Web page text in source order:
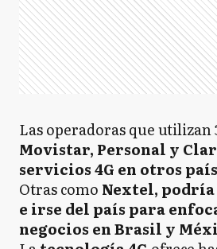
Las operadoras que utilizan
Movistar, Personal y
servicios 4G en otros
Otras como Nextel,
e irse del país para
negocios en Brasil y